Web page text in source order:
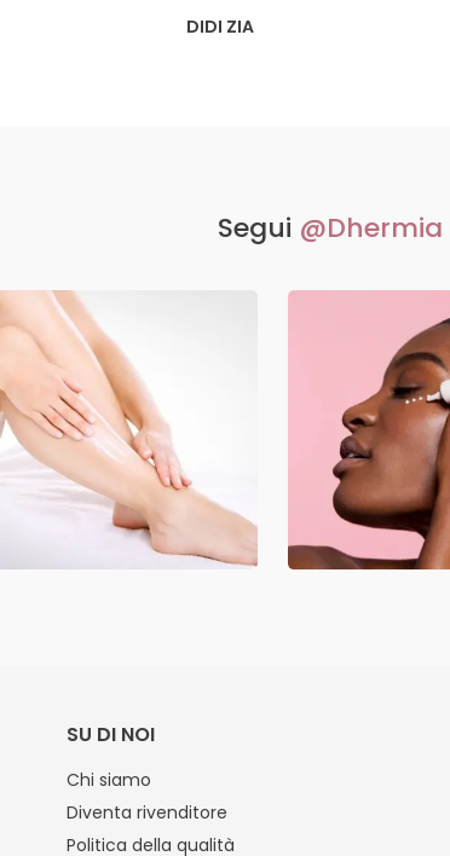
DIDI ZIA
Segui @Dhermia
SU DI NOI
Chi siamo
Diventa rivenditore
Politica della qualità